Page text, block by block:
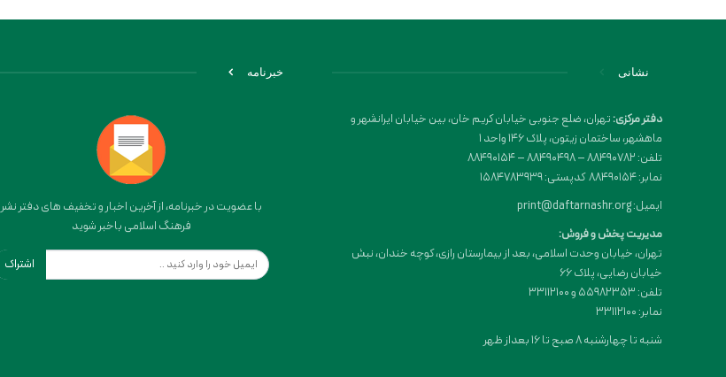
نشانی
دفتر مرکزی:تهران، ضلع جنوبی خیابان کریم خان، بین خیابان ایرانشهر و
ماهشهر، ساختمان زیتون، پلاک 146 واحد 1
تلفن: 88490782 – 88490498 – 88490154
نمابر: 88490154 کدپستی: 1584783939
ایمیل: print@daftarnashr.org
مدیریت پخش و فروش:
تهران، خیابان وحدت اسلامی، بعد از بیمارستان رازی، کوچه خندان، نبش
خیابان رضایی، پلاک ۶۶
تلفن: 55982353 و 33112100
نمابر: 33112100
شنبه تا چهارشنبه 8 صبح تا 16 بعداز ظهر
خبرنامه
با عضویت در خبرنامه، از آخرین اخبار و تخفیف های دفتر نشر
فرهنگ اسلامی باخبر شوید
اشتراک